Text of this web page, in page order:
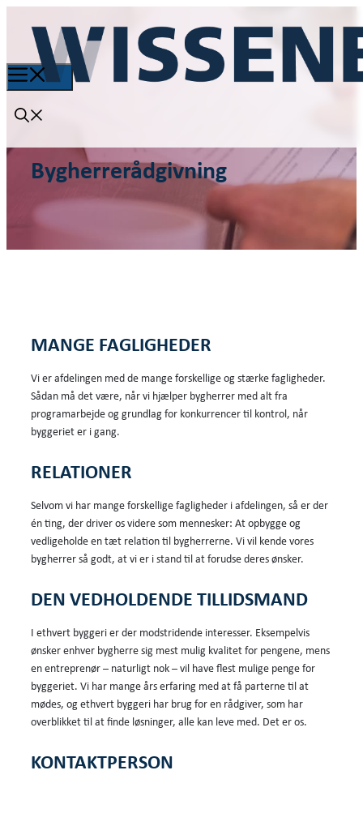
Bygherrerådgivning
MANGE FAGLIGHEDER
Vi er afdelingen med de mange forskellige og stærke fagligheder.
Sådan må det være, når vi hjælper bygherrer med alt fra
programarbejde og grundlag for konkurrencer til kontrol, når
byggeriet er i gang.
RELATIONER
Selvom vi har mange forskellige fagligheder i afdelingen, så er der
én ting, der driver os videre som mennesker: At opbygge og
vedligeholde en tæt relation til bygherrerne. Vi vil kende vores
bygherrer så godt, at vi er i stand til at forudse deres ønsker.
DEN VEDHOLDENDE TILLIDSMAND
I ethvert byggeri er der modstridende interesser. Eksempelvis
ønsker enhver bygherre sig mest mulig kvalitet for pengene, mens
en entreprenør – naturligt nok – vil have flest mulige penge for
byggeriet. Vi har mange års erfaring med at få parterne til at
mødes, og ethvert byggeri har brug for en rådgiver, som har
overblikket til at finde løsninger, alle kan leve med. Det er os.
KONTAKTPERSON